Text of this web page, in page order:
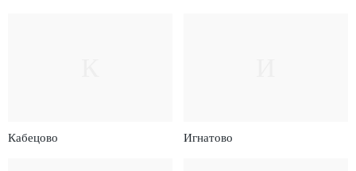
Кабецово Игнатово